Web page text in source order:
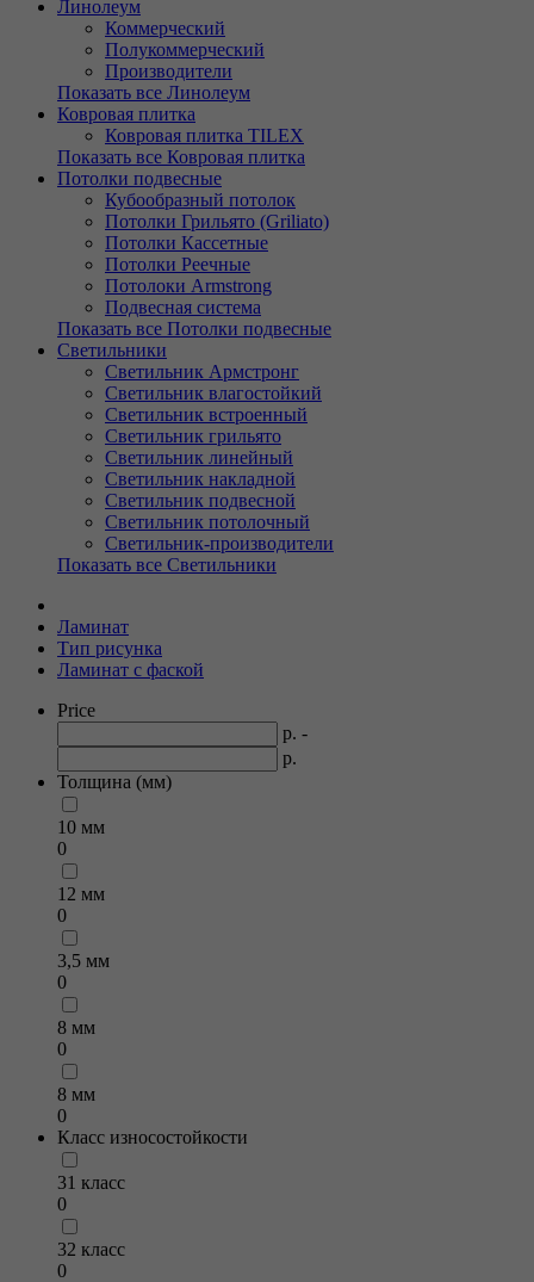
Линолеум
Коммерческий
Полукоммерческий
Производители
Показать все Линолеум
Ковровая плитка
Ковровая плитка TILEX
Показать все Ковровая плитка
Потолки подвесные
Кубообразный потолок
Потолки Грильято (Griliato)
Потолки Кассетные
Потолки Реечные
Потолоки Armstrong
Подвесная система
Показать все Потолки подвесные
Светильники
Светильник Армстронг
Светильник влагостойкий
Светильник встроенный
Светильник грильято
Светильник линейный
Светильник накладной
Светильник подвесной
Светильник потолочный
Светильник-производители
Показать все Светильники
Ламинат
Тип рисунка
Ламинат с фаской
Price
р. -
р.
Толщина (мм)
10 мм
0
12 мм
0
3,5 мм
0
8 мм
0
8 мм
0
Класс износостойкости
31 класс
0
32 класс
0